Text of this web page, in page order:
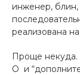
инженер, блин,
реализована
Проще некуда.
О и